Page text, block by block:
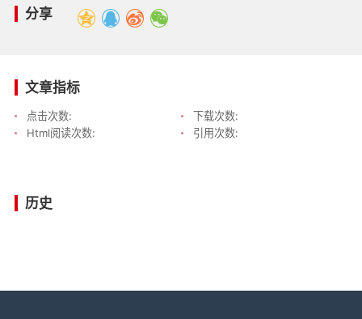
分享
文章指标
点击次数:
下载次数:
Html阅读次数:
引用次数:
历史